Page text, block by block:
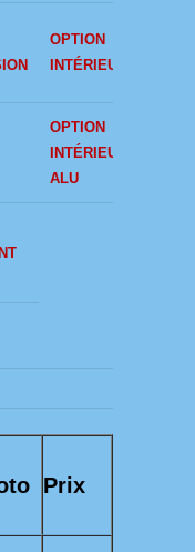
OPTION
INTÉRIEURS
OPTION
INTÉRIEUR
ALU
Prix